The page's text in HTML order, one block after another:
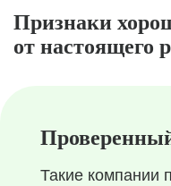
Признаки
от настоящего
Такие компании